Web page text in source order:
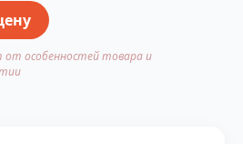
от особенностей товара и